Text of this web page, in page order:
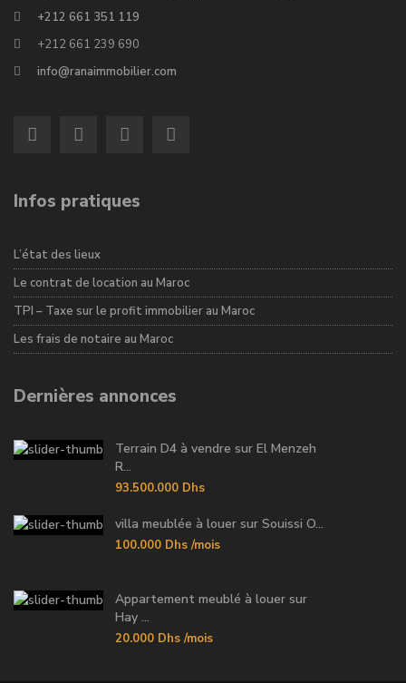
+212 661 351 119
+212 661 239 690
info@ranaimmobilier.com
Infos pratiques
L’état des lieux
Le contrat de location au Maroc
TPI – Taxe sur le profit immobilier au Maroc
Les frais de notaire au Maroc
Dernières annonces
Terrain D4 à vendre sur El Menzeh
R...
93.500.000 Dhs
villa meublée à louer sur Souissi O...
100.000 Dhs /mois
Appartement meublé à louer sur
Hay ...
20.000 Dhs /mois